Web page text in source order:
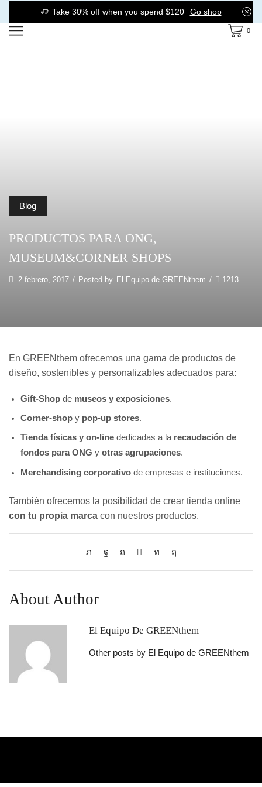
Take 30% off when you spend $120 Go shop
0
Blog
PRODUCTOS PARA ONG,
MUSEUM&CORNER SHOPS
2 febrero, 2017 / Posted by El Equipo de GREENthem / 1213
En GREENthem ofrecemos una gama de productos de
diseño, sostenibles y personalizables adecuados para:
Gift-Shop de museos y exposiciones.
Corner-shop y pop-up stores.
Tienda físicas y on-line dedicadas a larecaudación de
fondos para ONG y otras agrupaciones.
Merchandising corporativo de empresas e instituciones.
También ofrecemos la posibilidad de crear tienda online
con tu propia marca con nuestros productos.
About Author
El Equipo De GREENthem
Other posts by El Equipo de GREENthem